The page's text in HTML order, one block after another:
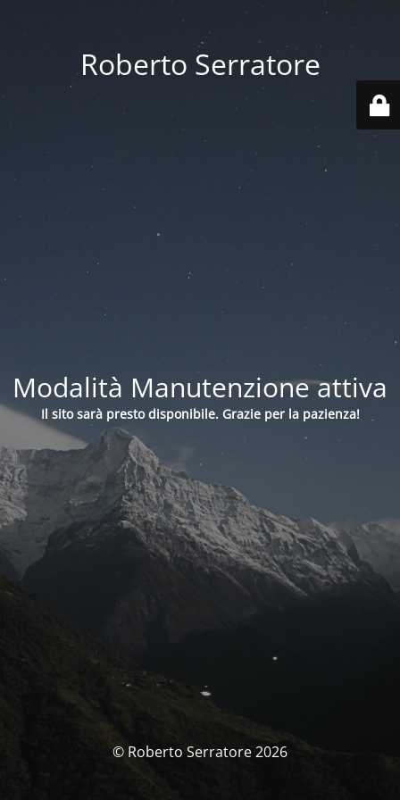
Roberto Serratore
Modalità Manutenzione attiva
Il sito sarà presto disponibile. Grazie per la pazienza!
© Roberto Serratore 2026